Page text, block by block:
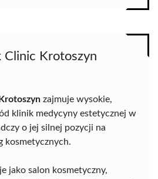
Clinic Krotoszyn
zajmuje wysokie,
klinik medycyny estetycznej w
o jej silnej pozycji na
kosmetycznych.
jako salon kosmetyczny,